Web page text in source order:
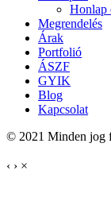
Honlap
Megrendelés
Árak
Portfolió
ÁSZF
GYIK
Blog
Kapcsolat
© 2021 Minden jog
‹ › ×